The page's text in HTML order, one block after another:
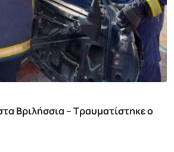
Βριλήσσια – Τραυματίστηκε ο